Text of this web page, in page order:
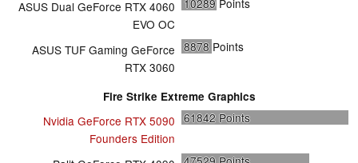
ASUS Dual GeForce RTX 4060
EVO OC
ASUS TUF Gaming GeForce
RTX 3060
8878 Points
Fire Strike Extreme Graphics
Nvidia GeForce RTX 5090
Founders Edition
61842 Points